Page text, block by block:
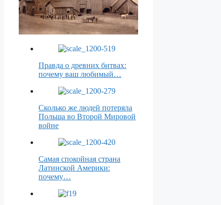
Правда о древних битвах:
почему ваш любимый…
Сколько же людей потеряла
Польша во Второй Мировой
войне
Самая спокойная страна
Латинской Америки:
почему…